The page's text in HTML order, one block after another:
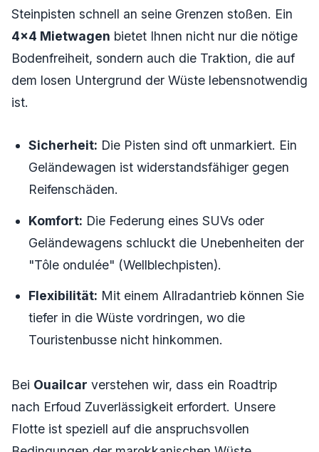
Steinpisten schnell an seine Grenzen stoßen. Ein
4x4 Mietwagen bietet Ihnen nicht nur die nötige
Bodenfreiheit, sondern auch die Traktion, die auf
dem losen Untergrund der Wüste lebensnotwendig
ist.
Sicherheit: Die Pisten sind oft unmarkiert. Ein
Geländewagen ist widerstandsfähiger gegen
Reifenschäden.
Komfort: Die Federung eines SUVs oder
Geländewagens schluckt die Unebenheiten der
"Tôle ondulée" (Wellblechpisten).
Flexibilität: Mit einem Allradantrieb können Sie
tiefer in die Wüste vordringen, wo die
Touristenbusse nicht hinkommen.
Bei Ouailcar verstehen wir, dass ein Roadtrip
nach Erfoud Zuverlässigkeit erfordert. Unsere
Flotte ist speziell auf die anspruchsvollen